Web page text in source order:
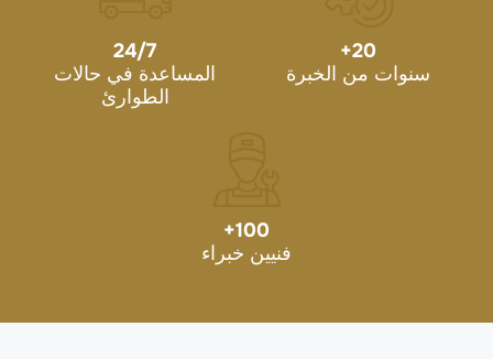
20
+
سنوات من الخبرة
24/7
المساعدة في حالات
الطوارئ
100
+
فنيين خبراء